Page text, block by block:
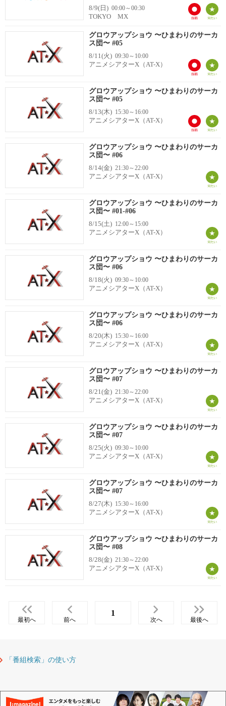
8/9(日) 00:00～00:30
TOKYO MX
グロウアップショウ 〜ひまわりのサーカ
ス団〜 #05
8/11(火) 09:30～10:00
アニメシアターX（AT-X）
グロウアップショウ 〜ひまわりのサーカ
ス団〜 #05
8/13(木) 15:30～16:00
アニメシアターX（AT-X）
グロウアップショウ 〜ひまわりのサーカ
ス団〜 #06
8/14(金) 21:30～22:00
アニメシアターX（AT-X）
グロウアップショウ 〜ひまわりのサーカ
ス団〜 #01-#06
8/15(土) 12:00～15:00
アニメシアターX（AT-X）
グロウアップショウ 〜ひまわりのサーカ
ス団〜 #06
8/18(火) 09:30～10:00
アニメシアターX（AT-X）
グロウアップショウ 〜ひまわりのサーカ
ス団〜 #06
8/20(木) 15:30～16:00
アニメシアターX（AT-X）
グロウアップショウ 〜ひまわりのサーカ
ス団〜 #07
8/21(金) 21:30～22:00
アニメシアターX（AT-X）
グロウアップショウ 〜ひまわりのサーカ
ス団〜 #07
8/25(火) 09:30～10:00
アニメシアターX（AT-X）
グロウアップショウ 〜ひまわりのサーカ
ス団〜 #07
8/27(木) 15:30～16:00
アニメシアターX（AT-X）
グロウアップショウ 〜ひまわりのサーカ
ス団〜 #08
8/28(金) 21:30～22:00
アニメシアターX（AT-X）
最初へ 前へ
1
次へ 最後へ
「番組検索」の使い方